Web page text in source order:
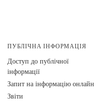
ПУБЛІЧНА ІНФОРМАЦІЯ
Доступ до публічної
інформації
Запит на інформацію онлайн
Звіти